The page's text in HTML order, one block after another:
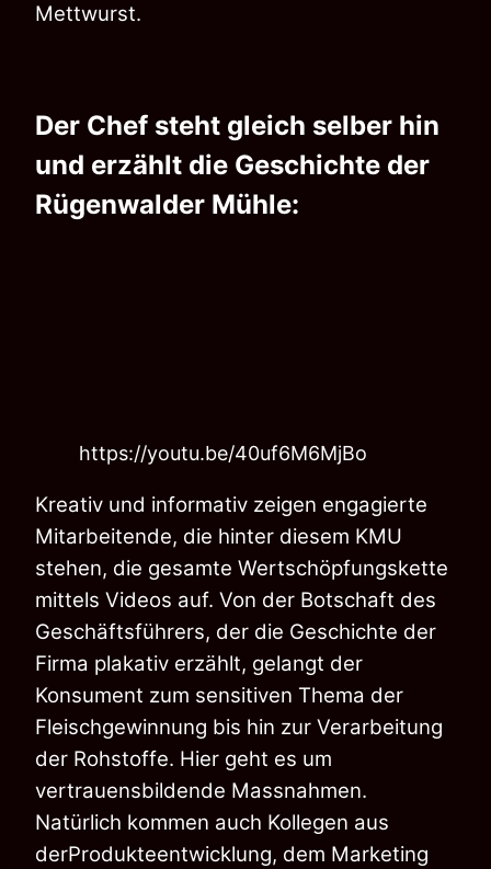
Mettwurst.
Der Chef steht gleich selber hin
und erzählt die Geschichte der
Rügenwalder Mühle:
https://youtu.be/40uf6M6MjBo
Kreativ und informativ zeigen engagierte
Mitarbeitende, die hinter diesem KMU
stehen, die gesamte Wertschöpfungskette
mittels Videos auf. Von der Botschaft des
Geschäftsführers, der die Geschichte der
Firma plakativ erzählt, gelangt der
Konsument zum sensitiven Thema der
Fleischgewinnung bis hin zur Verarbeitung
der Rohstoffe. Hier geht es um
vertrauensbildende Massnahmen.
Natürlich kommen auch Kollegen aus
derProdukteentwicklung, dem Marketing